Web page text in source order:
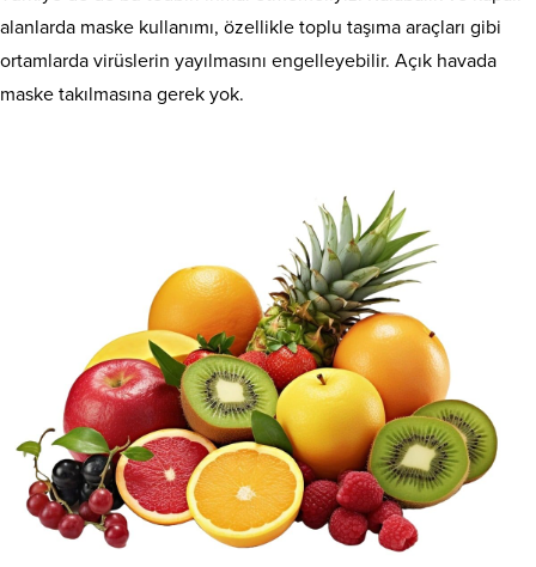
alanlarda maske kullanımı, özellikle toplu taşıma araçları gibi
ortamlarda virüslerin yayılmasını engelleyebilir. Açık havada
maske takılmasına gerek yok.